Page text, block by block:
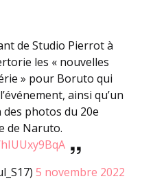
de Studio Pierrot à
les « nouvelles
» pour Boruto qui
ainsi qu’un
photos du 20e
de Naruto.
5 novembre 2022